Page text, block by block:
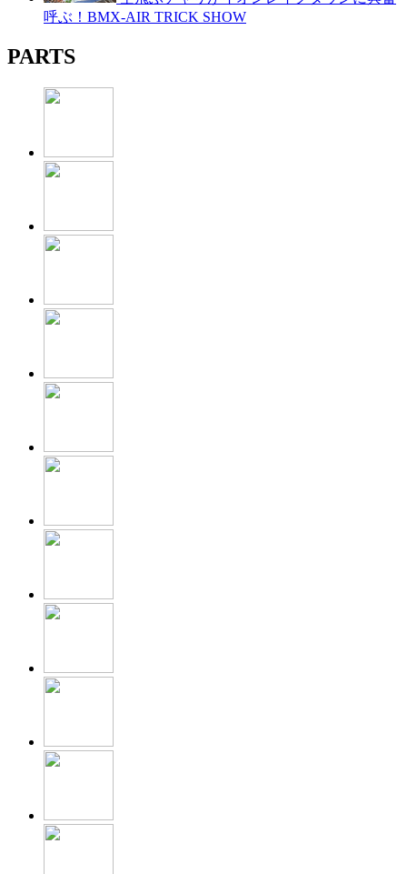
呼ぶ！BMX-AIR TRICK SHOW
PARTS